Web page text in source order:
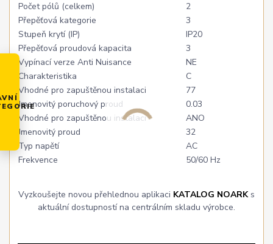
Počet pólů (celkem)
2
Přepěťová kategorie
3
Stupeň krytí (IP)
IP20
Přepěťová proudová kapacita
3
Vypínací verze Anti Nuisance
NE
Charakteristika
C
Vhodné pro zapuštěnou instalaci
77
Jmenovitý poruchový proud
0.03
Vhodné pro zapuštěnou instalaci
ANO
Jmenovitý proud
32
Typ napětí
AC
Frekvence
50/60 Hz
Vyzkoušejte novou přehlednou aplikaci KATALOG NOARKs
aktuální dostupností na centrálním skladu výrobce.